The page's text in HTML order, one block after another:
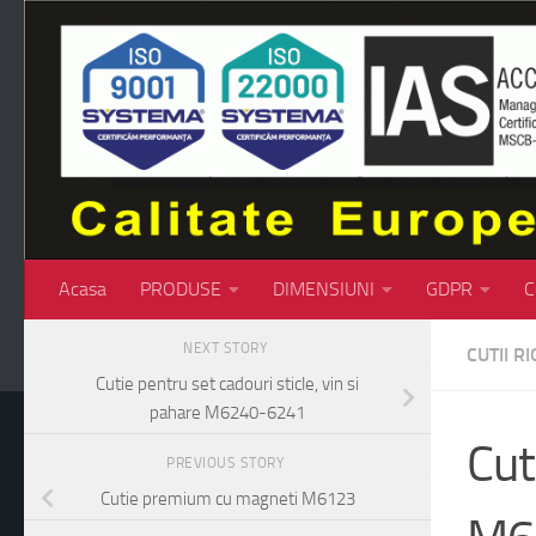
Skip to content
Acasa PRODUSE DIMENSIUNI GDPR
CUTII
NEXT STORY
Cutie pentru set cadouri sticle, vin si
pahare M6240-6241
PREVIOUS STORY
Cutie premium cu magneti M6123